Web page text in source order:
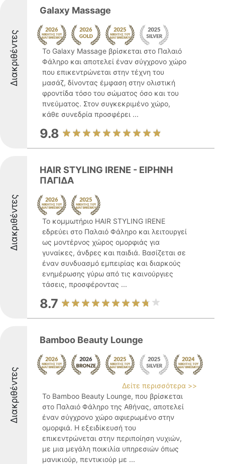
Διακριθέντες
Galaxy Massage
Το Galaxy Massage βρίσκεται στο Παλαιό
Φάληρο και αποτελεί έναν σύγχρονο χώρο
που επικεντρώνεται στην τέχνη του
μασάζ, δίνοντας έμφαση στην ολιστική
φροντίδα τόσο του σώματος όσο και του
πνεύματος. Στον συγκεκριμένο χώρο,
κάθε συνεδρία προσφέρει ...
9.8
Διακριθέντες
HAIR STYLING IRENE - ΕΙΡΗΝΗ
ΠΑΓΙΔΑ
Το κομμωτήριο HAIR STYLING IRENE
εδρεύει στο Παλαιό Φάληρο και λειτουργεί
ως μοντέρνος χώρος ομορφιάς για
γυναίκες, άνδρες και παιδιά. Βασίζεται σε
έναν συνδυασμό εμπειρίας και διαρκούς
ενημέρωσης γύρω από τις καινούργιες
τάσεις, προσφέροντας ...
8.7
Διακριθέντες
Bamboo Beauty Lounge
Δείτε περισσότερα >>
Το Bamboo Beauty Lounge, που βρίσκεται
στο Παλαιό Φάληρο της Αθήνας, αποτελεί
έναν σύγχρονο χώρο αφιερωμένο στην
ομορφιά. Η εξειδίκευσή του
επικεντρώνεται στην περιποίηση νυχιών,
με μια μεγάλη ποικιλία υπηρεσιών όπως
μανικιούρ, πεντικιούρ με ...